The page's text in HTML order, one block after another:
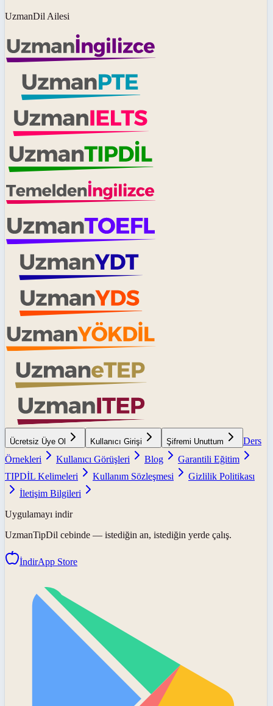
UzmanDil Ailesi
Ücretsiz Üye Ol Kullanıcı Girişi Şifremi Unuttum
Ders
Örnekleri
Kullanıcı Görüşleri Blog
Garantili Eğitim
TIPDİL Kelimeleri
Kullanım Sözleşmesi
Gizlilik Politikası
İletişim Bilgileri
Uygulamayı indir
UzmanTipDil cebinde — istediğin an, istediğin yerde çalış.
İndirApp Store